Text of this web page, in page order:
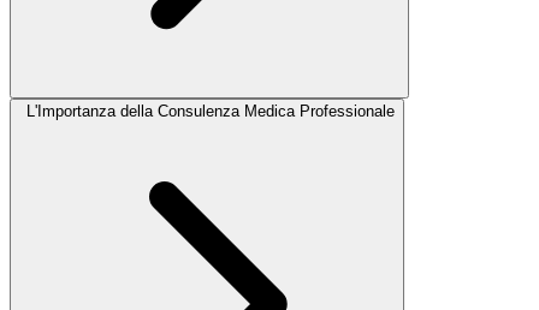
L'Importanza della Consulenza Medica Professionale